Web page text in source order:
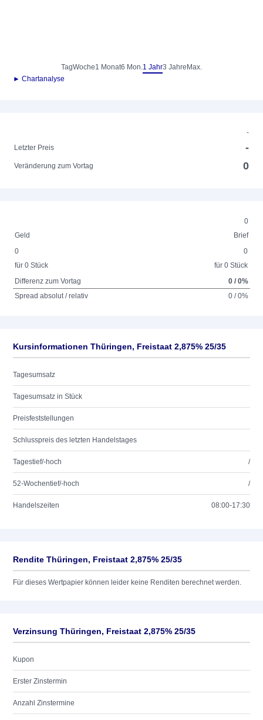
TagWoche1 Monat6 Mon.1 Jahr3 Jahre Max.
► Chartanalyse
-
Letzter Preis
-
Veränderung zum Vortag 0
0
Geld
Brief
0
für 0 Stück
0
für 0 Stück
Differenz zum Vortag
0 / 0%
Spread absolut / relativ
0 / 0%
Kursinformationen Thüringen, Freistaat 2,875% 25/35
Tagesumsatz
Tagesumsatz in Stück
Preisfeststellungen
Schlusspreis des letzten Handelstages
Tagestief/-hoch /
52-Wochentief/-hoch /
Handelszeiten 08:00-17:30
Rendite Thüringen, Freistaat 2,875% 25/35
Für dieses Wertpapier können leider keine Renditen berechnet werden.
Verzinsung Thüringen, Freistaat 2,875% 25/35
Kupon
Erster Zinstermin
Anzahl Zinstermine